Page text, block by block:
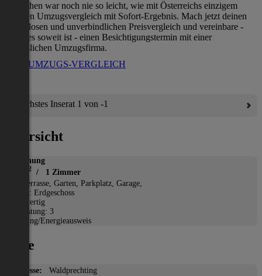
Umziehen war noch nie so leicht, wie mit Österreichs einzigem
direkten Umzugsvergleich mit Sofort-Ergebnis. Mach jetzt deinen
kostenlosen und unverbindlichen Preisvergleich und vereinbare -
wenn es soweit ist - einen Besichtigungstermin mit einer
verlässlichen Umzugsfirma.
ZUM UMZUGS-VERGLEICH
Nächstes Inserat 1 von -1
Übersicht
Wohnung
2 / 1 Zimmer
Terrasse, Garten, Parkplatz, Garage,
Etage: Erdgeschoss
Neuwertig
Befristung: 3
Heizung/Energieausweis
Lage
Adresse:
Waldprechting